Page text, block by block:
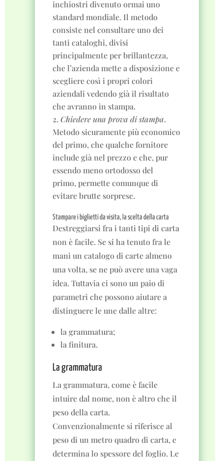
inchiostri divenuto ormai uno
standard mondiale. Il metodo
consiste nel consultare uno dei
tanti cataloghi, divisi
principalmente per brillantezza,
che l’azienda mette a disposizione e
scegliere così i propri colori
aziendali vedendo già il risultato
che avranno in stampa.
Chiedere una prova di stampa.
Metodo sicuramente più economico
del primo, che qualche fornitore
include già nel prezzo e che, pur
essendo meno ortodosso del
primo, permette comunque di
evitare brutte sorprese.
Stampare i biglietti da visita, la scelta della carta
Destreggiarsi fra i tanti tipi di carta
non è facile. Se si ha tenuto fra le
mani un catalogo di carte almeno
una volta, se ne può avere una vaga
idea. Tuttavia ci sono un paio di
parametri che possono aiutare a
distinguere le une dalle altre:
la grammatura;
la finitura.
La grammatura
La grammatura, come è facile
intuire dal nome, non è altro che il
peso della carta.
Convenzionalmente si riferisce al
peso di un metro quadro di carta, e
determina lo spessore del foglio. Le